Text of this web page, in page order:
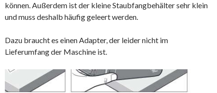
können. Außerdem ist der kleine Staubfangbehälter sehr klein
und muss deshalb häufig geleert werden.
Dazu braucht es einen Adapter, der leider nicht im
Lieferumfang der Maschine ist.